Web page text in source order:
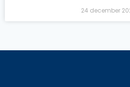
24 december